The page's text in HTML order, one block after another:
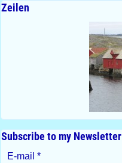
Zeilen
Subscribe to my Newsletter
E-mail *